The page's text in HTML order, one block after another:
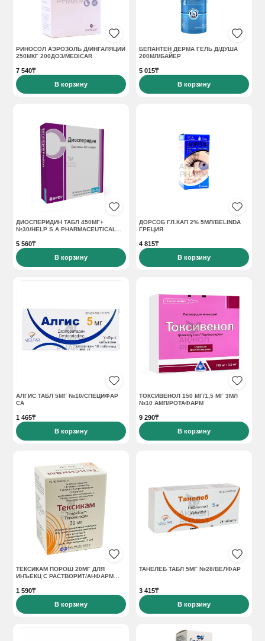
РИНОСОЛ АЭРОЗОЛЬ Д/ИНГАЛЯЦИЙ
250МКГ 200ДОЗ/MEDICAR
7 540₸
В корзину
БЕПАНТЕН ДЕРМА ГЕЛЬ Д/ДУША
200МЛ/БАЙЕР
5 015₸
В корзину
ДИОСПЕРИДИН ТАБЛ 450МГ+
№30/HELP S.A.PHARMACEUTICAL
5 560₸
В корзину
ДОРСОБ ГЛ.КАП 2% 5МЛ/BELINDA
ГРЕЦИЯ
4 815₸
В корзину
АЛГИС ТАБЛ 5МГ №10/СПЕЦИФАР
СА
1 465₸
В корзину
ТОКСИВЕНОЛ 150 МГ/1,5 МГ 3МЛ
№10 АМП/РОТАФАРМ
9 290₸
В корзину
ТЕКСИКАМ ПОРОШ 20МГ ДЛЯ
ИНЪЕКЦ С РАСТВОРИТ/АНФАРМ
1 590₸
В корзину
ТАНЕЛЕБ ТАБЛ 5МГ №28/ВЕЛФАР
3 415₸
В корзину